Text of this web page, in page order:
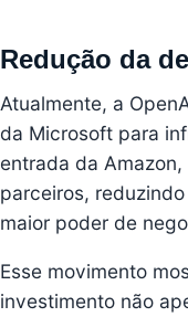
Redução da
Atualmente, a
da Microsoft para
entrada da
parceiros,
maior poder de
Esse movimento
investimento não